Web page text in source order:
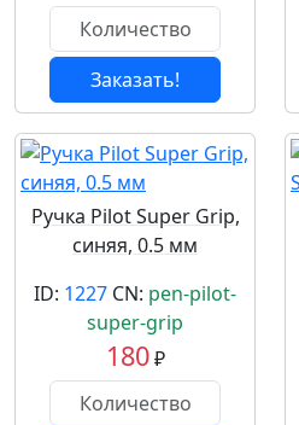
Заказать!
Ручка Pilot Super Grip,
синяя, 0.5 мм
ID: 1227 CN: pen-pilot-
super-grip
180₽